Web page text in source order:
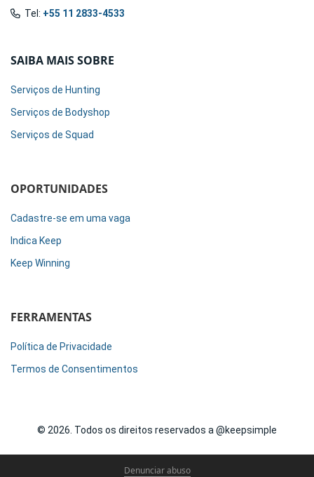
Tel: +55 11 2833-4533
SAIBA MAIS SOBRE
Serviços de Hunting
Serviços de Bodyshop
Serviços de Squad
OPORTUNIDADES
Cadastre-se em uma vaga
Indica Keep
Keep Winning
FERRAMENTAS
Política de Privacidade
Termos de Consentimentos
© 2026. Todos os direitos reservados a @keepsimple
Denunciar abuso